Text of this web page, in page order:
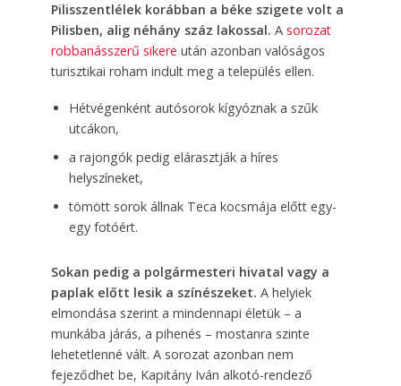
Pilisszentlélek korábban a béke szigete volt a
Pilisben, alig néhány száz lakossal. A sorozat
robbanás­szerű sikere után azonban valóságos
turisztikai roham indult meg a település ellen.
Hétvégenként autósorok kígyóznak a szűk
utcákon,
a rajongók pedig elárasztják a híres
helyszíneket,
tömött sorok állnak Teca kocsmája előtt egy-
egy fotóért.
Sokan pedig a polgármesteri hivatal vagy a
paplak előtt lesik a színészeket. A helyiek
elmondása szerint a mindennapi életük – a
munkába járás, a pihenés – mostanra szinte
lehetetlenné vált. A sorozat azonban nem
fejeződhet be, Kapitány Iván alkotó-rendező